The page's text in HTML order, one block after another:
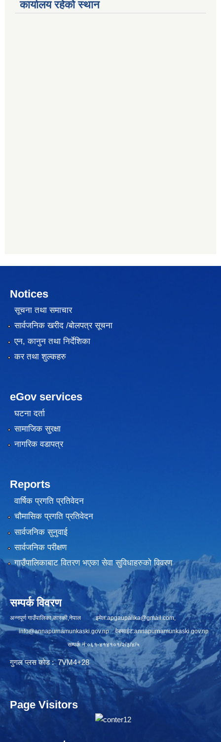
कार्यालय रहेको स्थान
Notices
सूचना तथा समाचार
सार्वजनिक खरीद /बोलपत्र सूचना
एन, कानुन तथा निर्देशिका
कर तथा शुल्कहरु
eGov services
घटना दर्ता
सामाजिक सुरक्षा
नागरिक वडापत्र
Reports
वार्षिक प्रगति प्रतिवेदन
चौमासिक प्रगति प्रतिवेदन
सार्वजनिक सुनुवाई
सार्वजनिक परीक्षण
गाउँपालिकाबाट वितरण भएका सेवा सुविधाहरुको विवरण
सम्पर्क विवरण
अन्नपूर्ण गाउँपालिका,कास्की,नेपाल इमेल:apgaupalika@gmail.com,
info@annapurnamunkaski.gov.npवेबसाईट:annapurnamunkaski.gov.np
सम्पर्क नं:०६१-४१४१०१/२/३/४/५
गुगल प्लस कोड : 7VM4+28
Page Visitors